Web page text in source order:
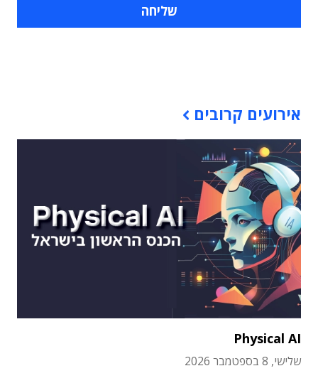
אירועים קרובים
Physical AI
שלישי, 8 בספטמבר 2026